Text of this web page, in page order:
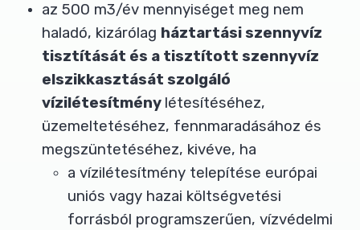
az 500 m3/év mennyiséget meg nem
haladó, kizárólag háztartási szennyvíz
tisztítását és a tisztított szennyvíz
elszikkasztását szolgáló
vízilétesítmény létesítéséhez,
üzemeltetéséhez, fennmaradásához és
megszüntetéséhez, kivéve, ha
a vízilétesítmény telepítése európai
uniós vagy hazai költségvetési
forrásból programszerűen, vízvédelmi